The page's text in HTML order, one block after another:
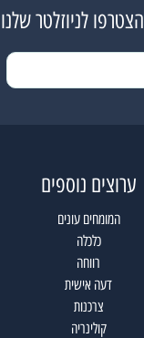
הצטרפו לניוזלטר שלנו
ערוצים נוספים
המומחים עונים
כלכלה
רווחה
דעה אישית
צרכנות
קולינריה